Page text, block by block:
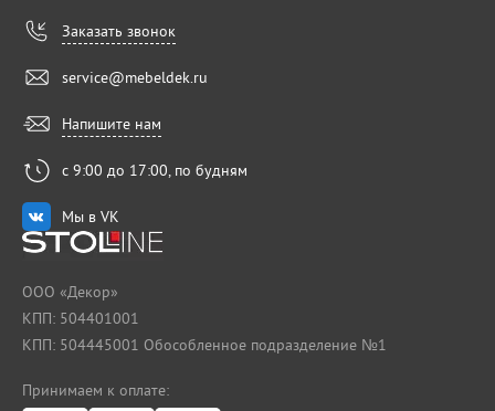
Заказать звонок
service@mebeldek.ru
Напишите нам
с 9:00 до 17:00, по будням
Мы в VK
ООО «Декор»
КПП: 504401001
КПП: 504445001 Обособленное подразделение №1
Принимаем к оплате: